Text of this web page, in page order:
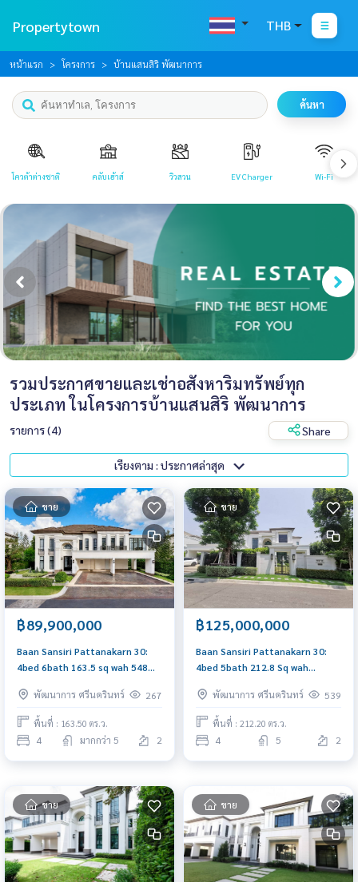
Propertytown THB
หน้าแรก โครงการ บ้านแสนสิริ พัฒนาการ
ค้นหา
โควต้าต่างชาติ คลับเฮ้าส์ วิวสวน EV Charger Wi-Fi
รวมประกาศขายและเช่าอสังหาริมทรัพย์ทุก
ประเภท ในโครงการบ้านแสนสิริ พัฒนาการ
รายการ (4) Share
เรียงตาม : ประกาศล่าสุด
ขาย
฿89,900,000
Baan Sansiri Pattanakarn 30:
4bed 6bath 163.5 sq wah 548
0656199198
พัฒนาการ ศรีนครินทร์ 267
พื้นที่ : 163.50 ตร.ว.
4 มากกว่า 5 2
ขาย
฿125,000,000
Baan Sansiri Pattanakarn 30:
4bed 5bath 212.8 Sq wah
house Am: 0656199198
พัฒนาการ ศรีนครินทร์ 539
พื้นที่ : 212.20 ตร.ว.
4 5 2
ขาย ขาย